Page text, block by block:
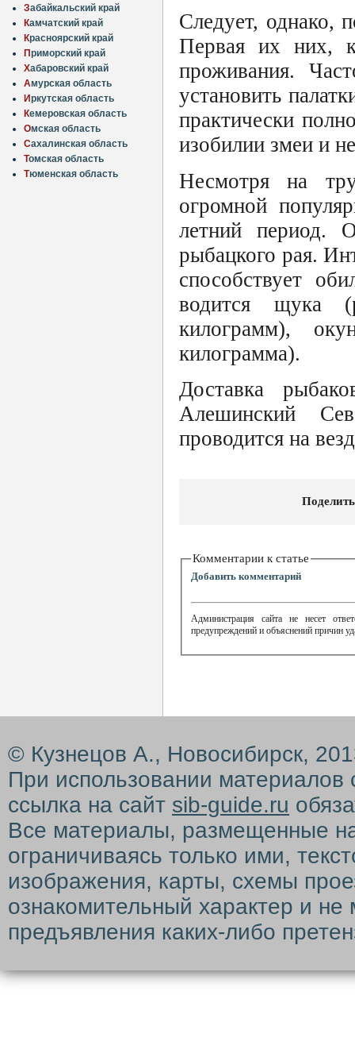
Забайкальский край
Камчатский край
Красноярский край
Приморский край
Хабаровский край
Амурская область
Иркутская область
Кемеровская область
Омская область
Сахалинская область
Томская область
Тюменская область
Следует, однако,
Первая их них,
проживания.
установить
практически
изобилии змеи и
Несмотря на
огромной
летний период.
рыбацкого рая.
способствует
водится щука
килограмм),
килограмма).
Доставка
Алешинский
проводится на
Комментарии к статье
Добавить комментарий
Администрация сайта не несет
предупреждений и объяснений причин
© Кузнецов А., Новосибирск,
При использовании материалов
ссылка на сайт sib-guide.ru
Все материалы, размещенные
ограничиваясь только ими,
изображения, карты, схемы
ознакомительный характер и
предъявления каких-либо